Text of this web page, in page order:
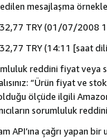
mesajlaşma
TRY (01/07/2008
TRY (14:11 [saat
reddini fiyat veya
“Ürün fiyat ve
ölçüde ilgili
sorumluluk
API’ına çağrı yapan